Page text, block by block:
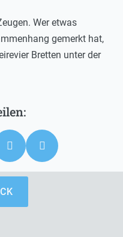
Wer etwas
gemerkt hat,
Bretten unter der